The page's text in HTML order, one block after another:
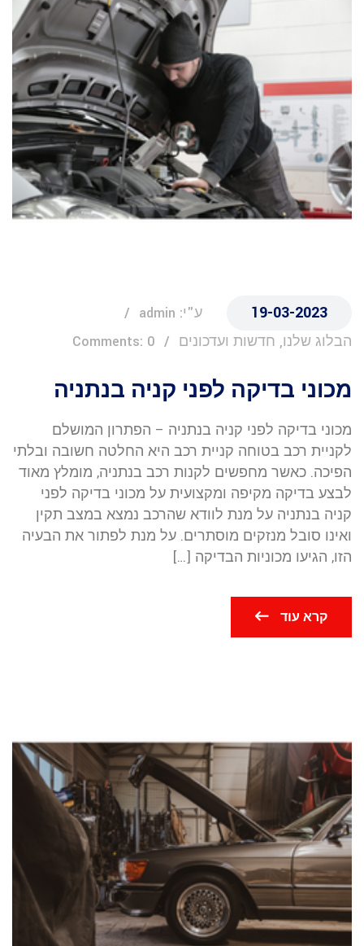
19-03-2023
ע"י: admin
הבלוג שלנו, חדשות ועדכונים
Comments: 0
מכוני בדיקה לפני קניה בנתניה
מכוני בדיקה לפני קניה בנתניה – הפתרון המושלם
לקניית רכב בטוחה קניית רכב היא החלטה חשובה ובלתי
הפיכה. כאשר מחפשים לקנות רכב בנתניה, מומלץ מאוד
לבצע בדיקה מקיפה ומקצועית על מכוני בדיקה לפני
קניה בנתניה על מנת לוודא שהרכב נמצא במצב תקין
ואינו סובל מנזקים מוסתרים. על מנת לפתור את הבעיה
הזו, הגיעו מכוניות הבדיקה […]
קרא עוד